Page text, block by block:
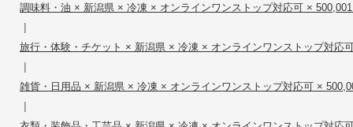
調味料・油 × 新潟県 × 冷凍 × オンラインワンストップ対応可 ×
|
旅行・体験・チケット × 新潟県 × 冷凍 × オンラインワンストップ対応
|
雑貨・日用品 × 新潟県 × 冷凍 × オンラインワンストップ対応可 ×
|